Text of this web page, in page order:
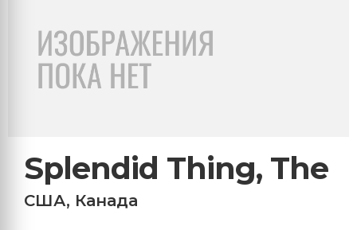
Splendid Thing, The
США, Канада